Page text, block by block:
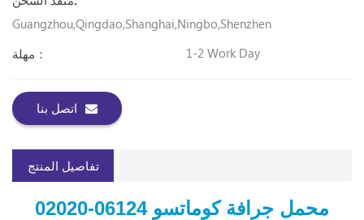
Guangzhou,Qingdao,Shanghai,Ningbo,Shenzhen
مهلة：
1-2 Work Day
اتصل بنا
تفاصيل المنتج
محمل جرافة كوماتسو 06124-02020